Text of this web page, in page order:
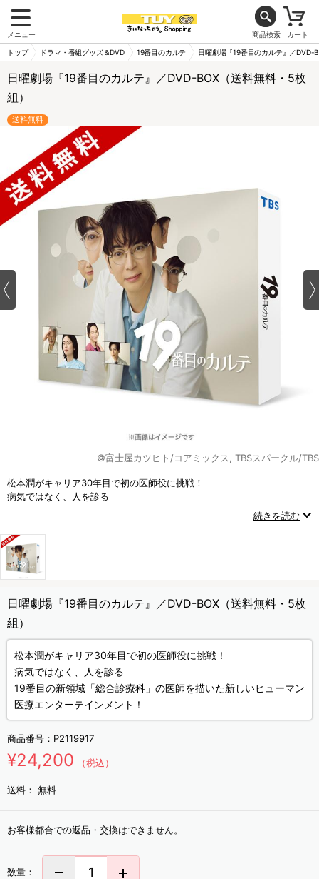
メニュー 商品検索 カート
トップ ドラマ・番組グッズ＆DVD 19番目のカルテ 日曜劇場『19番目のカルテ』／DVD-
日曜劇場『19番目のカルテ』／DVD-BOX（送料無料・5枚
組）
送料無料
©富士屋カツヒト/コアミックス, TBSスパークル/TBS
松本潤がキャリア30年目で初の医師役に挑戦！
病気ではなく、人を診る
19番目の新領域「総合診療科」の医師を描いた新しいヒューマン医療エ
続きを読む
日曜劇場『19番目のカルテ』／DVD-BOX（送料無料・5枚
組）
松本潤がキャリア30年目で初の医師役に挑戦！
病気ではなく、人を診る
19番目の新領域「総合診療科」の医師を描いた新しいヒューマン
医療エンターテインメント！
商品番号： P2119917
¥24,200 （税込）
送料： 無料
お客様都合での返品・交換はできません。
数量：